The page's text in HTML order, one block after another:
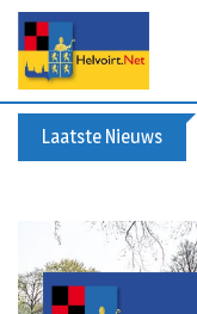
Laatste Nieuws